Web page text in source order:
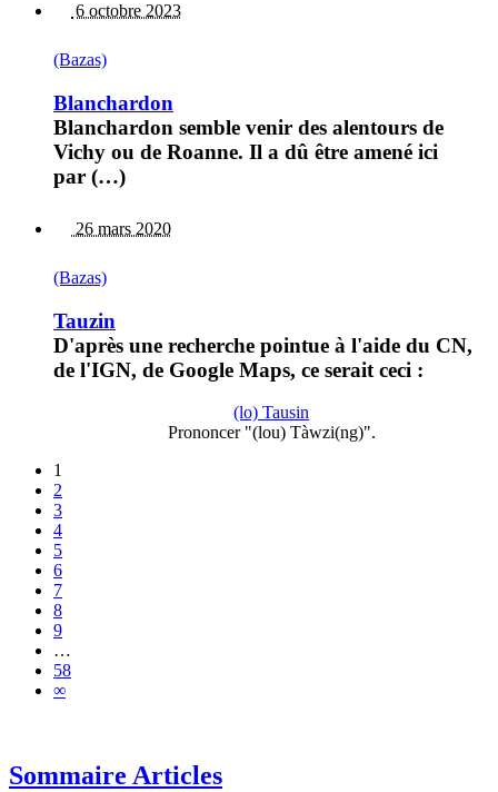
6 octobre 2023
(Bazas)
Blanchardon
Blanchardon semble venir des alentours de
Vichy ou de Roanne. Il a dû être amené ici
par (…)
26 mars 2020
(Bazas)
Tauzin
D'après une recherche pointue à l'aide du CN,
de l'IGN, de Google Maps, ce serait ceci :
(lo) Tausin
Prononcer "(lou) Tàwzi(ng)".
1
2
3
4
5
6
7
8
9
…
58
∞
Sommaire Articles